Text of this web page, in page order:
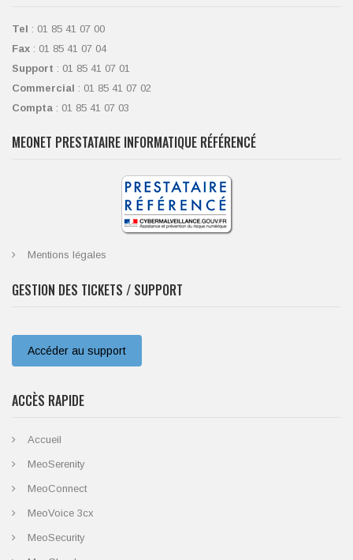
Tel : 01 85 41 07 00
Fax : 01 85 41 07 04
Support : 01 85 41 07 01
Commercial : 01 85 41 07 02
Compta : 01 85 41 07 03
MEONET PRESTATAIRE INFORMATIQUE RÉFÉRENCÉ
Mentions légales
GESTION DES TICKETS / SUPPORT
Accéder au support
ACCÈS RAPIDE
Accueil
MeoSerenity
MeoConnect
MeoVoice 3cx
MeoSecurity